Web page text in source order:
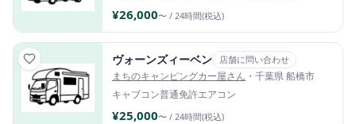
¥26,000〜 / 24時間(税込)
ヴォーンズィーベン 店舗に問い合わせ
まちのキャンピングカー屋さん ・千葉県 船橋市
キャブコン普通免許エアコン
¥25,000〜 / 24時間(税込)